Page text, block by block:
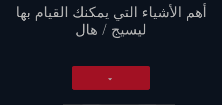
أهم الأشياء التي يمكنك القيام بها
ليسيج / هال